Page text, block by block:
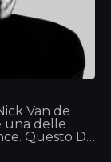
Van de
una delle
Questo DJ